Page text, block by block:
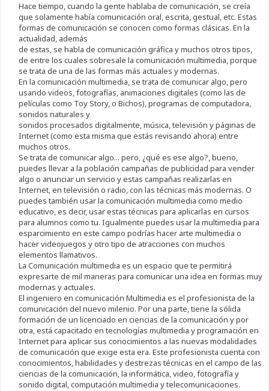
Hace tiempo, cuando la gente hablaba de comunicación, se creía
que solamente había comunicación oral, escrita, gestual, etc. Estas
formas de comunicación se conocen como formas clásicas. En la
actualidad, además
de estas, se habla de comunicación gráfica y muchos otros tipos,
de entre los cuales sobresale la comunicación multimedia, porque
se trata de una de las formas más actuales y modernas.
En la comunicación multimedia, se trata de comunicar algo, pero
usando videos, fotografías, animaciones digitales (como las de
películas como Toy Story, o Bichos), programas de computadora,
sonidos naturales y
sonidos procesados digitalmente, música, televisión y páginas de
Internet (como esta misma que estás revisando ahora) entre
muchos otros.
Se trata de comunicar algo... pero, ¿qué es ese algo?, bueno,
puedes llevar a la población campañas de publicidad para vender
algo o anunciar un servicio y estas campañas realizarlas en
Internet, en televisión o radio, con las técnicas más modernas. O
puedes también usar la comunicación multimedia como medio
educativo, es decir, usar estas técnicas para aplicarlas en cursos
para alumnos como tu. Igualmente puedes usar la multimedia para
esparcimiento en este campo podrías hacer arte multimedia o
hacer videojuegos y otro tipo de atracciones con muchos
elementos llamativos.
La Comunicación multimedia es un espacio que te permitirá
expresarte de mil maneras para comunicar una idea en formas muy
modernas y actuales.
El ingeniero en comunicación Multimedia es el profesionista de la
comunicación del nuevo milenio. Por una parte, tiene la sólida
formación de un licenciado en ciencias de la comunicación y por
otra, está capacitado en tecnologías multimedia y programación en
Internet para aplicar sus conocimientos a las nuevas modalidades
de comunicación que exige esta era. Este profesionista cuenta con
conocimientos, habilidades y destrezas técnicas en el campo de las
ciencias de la comunicación, la informática, video, fotografía y
sonido digital, computación multimedia y telecomunicaciones.